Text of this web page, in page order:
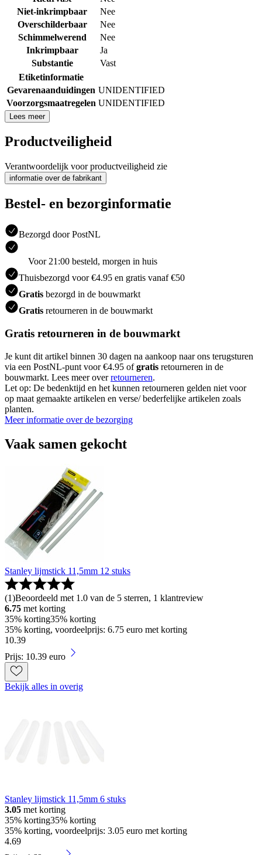
Niet-inkrimpbaar
Nee
Overschilderbaar
Nee
Schimmelwerend
Nee
Inkrimpbaar
Ja
Substantie
Vast
Etiketinformatie
Gevarenaanduidingen UNIDENTIFIED
Voorzorgsmaatregelen UNIDENTIFIED
Lees meer
Productveiligheid
Verantwoordelijk voor productveiligheid zie
informatie over de fabrikant
Bestel- en bezorginformatie
Bezorgd door PostNL
Voor 21:00 besteld, morgen in huis
Thuisbezorgd voor €4.95 en gratis vanaf €50
Gratis bezorgd in de bouwmarkt
Gratis retourneren in de bouwmarkt
Gratis retourneren in de bouwmarkt
Je kunt dit artikel binnen 30 dagen na aankoop naar ons terugsturen
via een PostNL-punt voor €4.95 ofgratis retourneren in de
bouwmarkt. Lees meer overretourneren.
Let op: De bedenktijd en het kunnen retourneren gelden niet voor
op maat gemaakte artikelen en verse/ bederfelijke artikelen zoals
planten.
Meer informatie over de bezorging
Vaak samen gekocht
Stanley lijmstick 11,5mm 12 stuks
(1)Beoordeeld met 1.0 van de 5 sterren, 1 klantreview
6.75 met korting
35% korting35% korting
35% korting, voordeelprijs: 6.75 euro met korting
10.39
Prijs: 10.39 euro
Bekijk alles in overig
Stanley lijmstick 11,5mm 6 stuks
3.05 met korting
35% korting35% korting
35% korting, voordeelprijs: 3.05 euro met korting
4.69